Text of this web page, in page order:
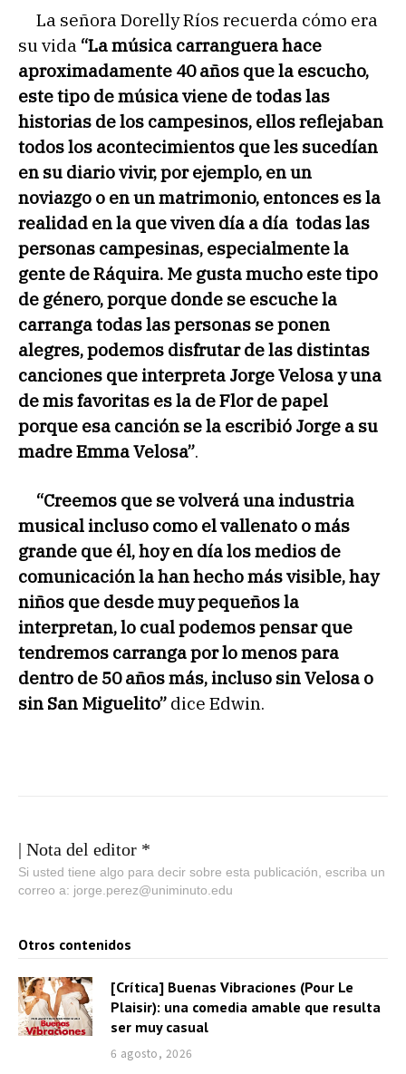
La señora Dorelly Ríos recuerda cómo era
su vida “La música carranguera hace
aproximadamente 40 años que la escucho,
este tipo de música viene de todas las
historias de los campesinos, ellos reflejaban
todos los acontecimientos que les sucedían
en su diario vivir, por ejemplo, en un
noviazgo o en un matrimonio, entonces es la
realidad en la que viven día a día todas las
personas campesinas, especialmente la
gente de Ráquira. Me gusta mucho este tipo
de género, porque donde se escuche la
carranga todas las personas se ponen
alegres, podemos disfrutar de las distintas
canciones que interpreta Jorge Velosa y una
de mis favoritas es la de Flor de papel
porque esa canción se la escribió Jorge a su
madre Emma Velosa”.
“Creemos que se volverá una industria
musical incluso como el vallenato o más
grande que él, hoy en día los medios de
comunicación la han hecho más visible, hay
niños que desde muy pequeños la
interpretan, lo cual podemos pensar que
tendremos carranga por lo menos para
dentro de 50 años más, incluso sin Velosa o
sin San Miguelito” dice Edwin.
| Nota del editor *
Si usted tiene algo para decir sobre esta publicación, escriba un
correo a: jorge.perez@uniminuto.edu
Otros contenidos
[Crítica] Buenas Vibraciones (Pour Le
Plaisir): una comedia amable que resulta
ser muy casual
6 agosto, 2026